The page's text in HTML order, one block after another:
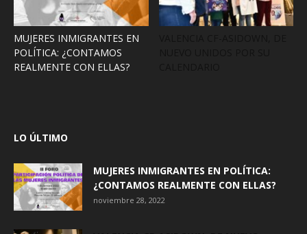
MUJERES INMIGRANTES EN
POLÍTICA: ¿CONTAMOS
REALMENTE CON ELLAS?
LO ÚLTIMO
MUJERES INMIGRANTES EN POLÍTICA:
¿CONTAMOS REALMENTE CON ELLAS?
noviembre 28, 2022